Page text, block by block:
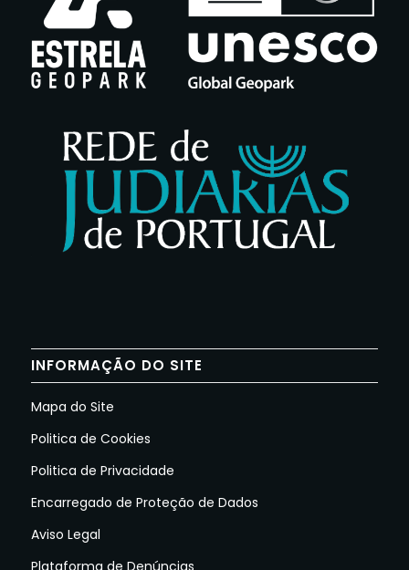
INFORMAÇÃO DO SITE
Mapa do Site
Politica de Cookies
Politica de Privacidade
Encarregado de Proteção de Dados
Aviso Legal
Plataforma de Denúncias